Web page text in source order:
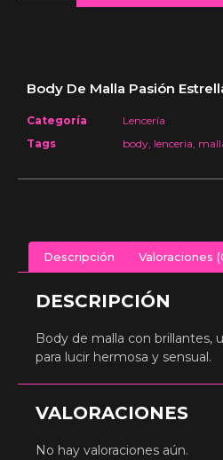
Body De Malla Pasión
Categoría
Lencería
Tags
body lenceria
Descripción Valoraciones
DESCRIPCIÓN
Body de malla con brillantes,
para lucir hermosa y sensual.
VALORACIONES
No hay valoraciones aún.